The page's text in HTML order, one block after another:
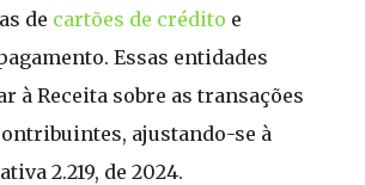
de cartões de crédito e
Essas entidades
à Receita sobre as transações
ajustando-se à
2.219, de 2024.